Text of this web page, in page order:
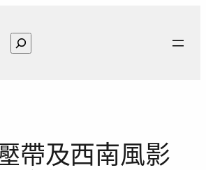
搜
尋
帶及西南風影